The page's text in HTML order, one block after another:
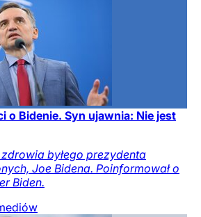
o Bidenie. Syn ujawnia: Nie jest
byłego prezydenta
Joe Bidena. Poinformował o
Biden.